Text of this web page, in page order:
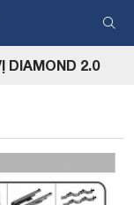
DIAMOND 2.0